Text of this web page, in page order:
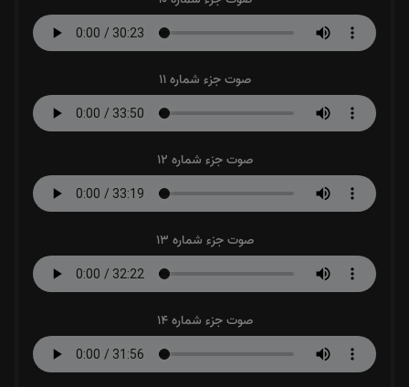
صوت جزء شماره 11
صوت جزء شماره 12
صوت جزء شماره 13
صوت جزء شماره 14